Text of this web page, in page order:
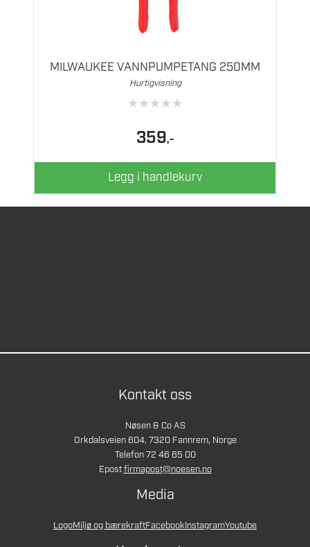
MILWAUKEE VANNPUMPETANG 250MM
Hurtigvisning
★★★★★
359,-
Legg i handlekurv
Kontakt oss
Nøsen & Co AS
Orkdalsveien 604, 7320 Fannrem, Norge
Telefon 72 46 65 00
Epostfirmapost@noesen.no
Media
LogoMiljø og bærekraftFacebookInstagramYoutube